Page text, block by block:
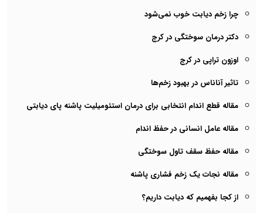
چرا زخم دیابت خوب نمی‌شود
دکتر درمان سوختگی در کرج
اوزون تراپی در کرج
تاثیر آناناس در بهبود زخم‌ها
مقاله قطع اندام انتخابی برای درمان استئومیلیت پاشنه پای دیابتی
مقاله عامل انسانی در حفظ اندام
مقاله حفظ سقف تاول سوختگی
مقاله نجات یک زخم فشاری پاشنه
از کجا بفهمیم که دیابت داریم؟